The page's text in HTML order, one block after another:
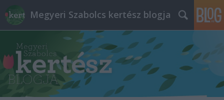
Megyeri Szabolcs kertész blogja